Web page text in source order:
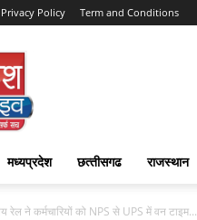
Privacy Policy Term and Conditions
मध्यप्रदेश छत्‍तीसगढ राजस्‍थान
रेल ने कर्मचारियों को NPS से UPS में वन टाइम...